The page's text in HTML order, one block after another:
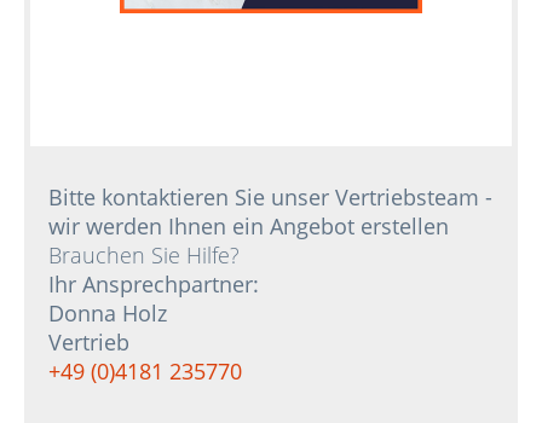
Bitte kontaktieren Sie unser Vertriebsteam -
wir werden Ihnen ein Angebot erstellen
Brauchen Sie Hilfe?
Ihr Ansprechpartner:
Donna Holz
Vertrieb
+49 (0)4181 235770